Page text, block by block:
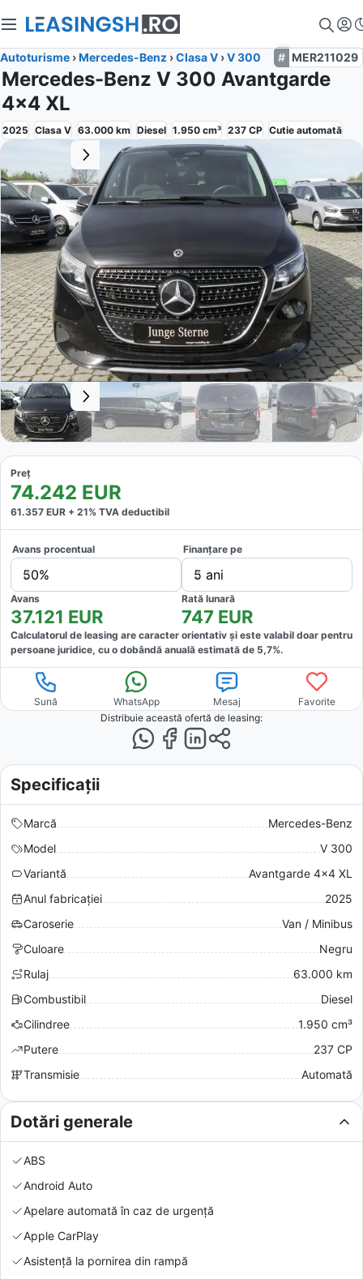
Autoturisme ›Mercedes-Benz ›Clasa V ›V 300 MER211029
Mercedes-Benz V 300 Avantgarde
4x4 XL
2025 Clasa V 63.000 km Diesel 1.950 cm³ 237 CP Cutie automată
Preț
74.242 EUR
61.357 EUR + 21% TVA deductibil
Avans procentual
50%
Finanțare pe
5 ani
Avans
37.121 EUR
Rată lunară
747 EUR
Calculatorul de leasing are caracter orientativ și este valabil doar pentru
persoane juridice, cu o dobândă anuală estimată de 5,7%.
Sună WhatsApp Mesaj
Favorite
Distribuie această ofertă de leasing:
Specificații
Marcă
Mercedes-Benz
Model
V 300
Variantă
Avantgarde 4x4 XL
Anul fabricației
2025
Caroserie
Van / Minibus
Culoare
Negru
Rulaj
63.000 km
Combustibil
Diesel
Cilindree
1.950 cm³
Putere
237 CP
Transmisie
Automată
Dotări generale
ABS
Android Auto
Apelare automată în caz de urgență
Apple CarPlay
Asistență la pornirea din rampă